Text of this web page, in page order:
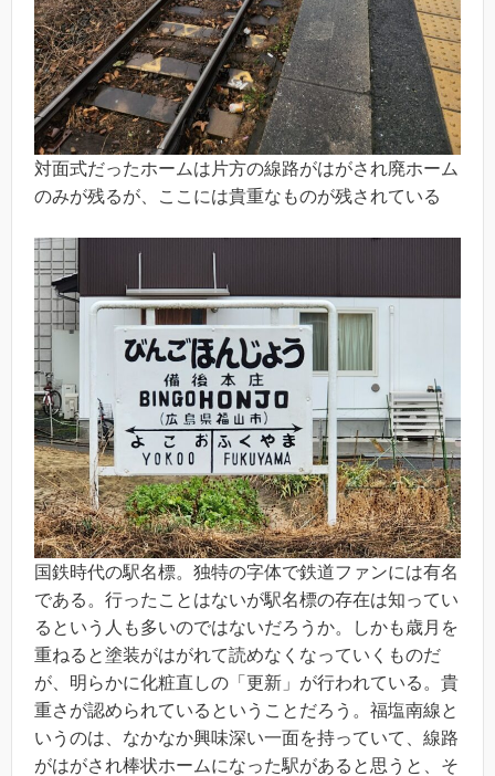
対面式だったホームは片方の線路がはがされ廃ホーム
のみが残るが、ここには貴重なものが残されている
国鉄時代の駅名標。独特の字体で鉄道ファンには有名
である。行ったことはないが駅名標の存在は知ってい
るという人も多いのではないだろうか。しかも歳月を
重ねると塗装がはがれて読めなくなっていくものだ
が、明らかに化粧直しの「更新」が行われている。貴
重さが認められているということだろう。福塩南線と
いうのは、なかなか興味深い一面を持っていて、線路
がはがされ棒状ホームになった駅があると思うと、そ